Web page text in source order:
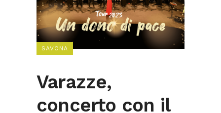
SAVONA
Varazze,
concerto con il